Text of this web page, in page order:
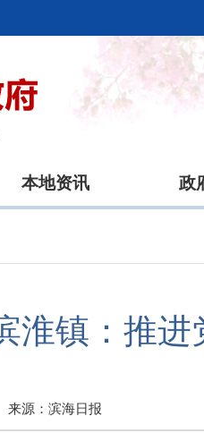
本地资讯 政
淮镇：推进
来源： 滨海日报